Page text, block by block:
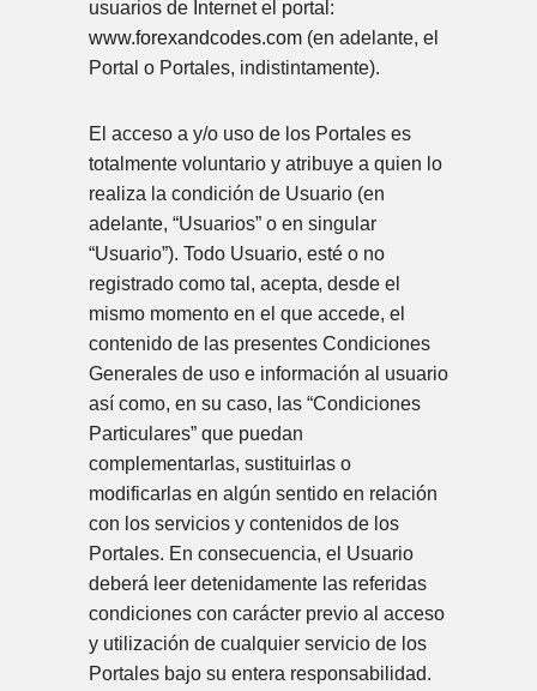
usuarios de Internet el portal:
www.forexandcodes.com (en adelante, el
Portal o Portales, indistintamente).
El acceso a y/o uso de los Portales es
totalmente voluntario y atribuye a quien lo
realiza la condición de Usuario (en
adelante, “Usuarios” o en singular
“Usuario”). Todo Usuario, esté o no
registrado como tal, acepta, desde el
mismo momento en el que accede, el
contenido de las presentes Condiciones
Generales de uso e información al usuario
así como, en su caso, las “Condiciones
Particulares” que puedan
complementarlas, sustituirlas o
modificarlas en algún sentido en relación
con los servicios y contenidos de los
Portales. En consecuencia, el Usuario
deberá leer detenidamente las referidas
condiciones con carácter previo al acceso
y utilización de cualquier servicio de los
Portales bajo su entera responsabilidad.